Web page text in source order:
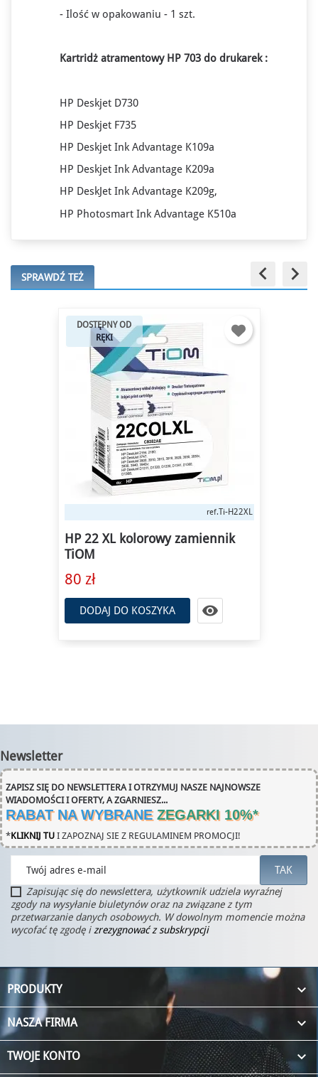
- Ilość w opakowaniu - 1 szt.
Kartridż atramentowy HP 703 do drukarek :
HP Deskjet D730
HP Deskjet F735
HP Deskjet Ink Advantage K109a
HP Deskjet Ink Advantage K209a
HP DeskJet Ink Advantage K209g,
HP Photosmart Ink Advantage K510a
SPRAWDŹ TEŻ keyboard_arrow_left
DOSTĘPNY OD
RĘKI
ref.Ti-H22XL
HP 22 XL kolorowy zamiennik
TiOM
80 zł
DODAJ DO KOSZYKA 
keyboard_arrow_right
Newsletter
ZAPISZ SIĘ DO NEWSLETTERA I OTRZYMUJ NASZE NAJNOWSZE
WIADOMOŚCI I OFERTY, A ZGARNIESZ...
RABAT NA WYBRANE ZEGARKI 10%*
*KLIKNIJ TU I ZAPOZNAJ SIE Z REGULAMINEM PROMOCJI!
Zapisując się do newslettera, użytkownik udziela wyraźnej
zgody na wysyłanie biuletynów oraz na związane z tym
przetwarzanie danych osobowych. W dowolnym momencie można
wycofać tę zgodę i zrezygnować z subskrypcji
PRODUKTY 
NASZA FIRMA 
TWOJE KONTO 